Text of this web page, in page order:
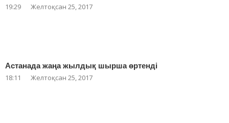
19:29 Желтоқсан 25, 2017
Астанада жаңа жылдық шырша өртенді
18:11 Желтоқсан 25, 2017